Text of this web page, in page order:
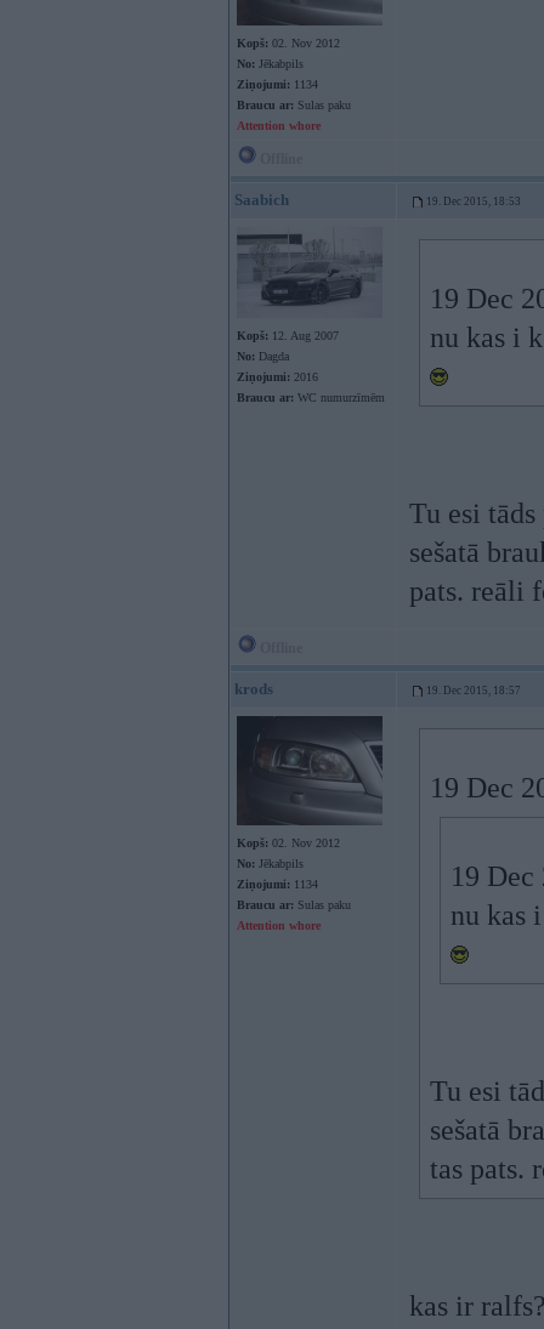
Kopš: 02. Nov 2012
No: Jēkabpils
Ziņojumi: 1134
Braucu ar: Sulas paku
Attention whore
Saabich 19. Dec 2015, 18:53
Kopš: 12. Aug 2007
No: Dagda
Ziņojumi: 2016
Braucu ar: WC numurzīmēm
19 Dec
nu kas i
Tu esi
sešatā
pats. reāli
krods 19. Dec 2015, 18:57
Kopš: 02. Nov 2012
No: Jēkabpils
Ziņojumi: 1134
Braucu ar: Sulas paku
Attention whore
19 Dec
19
nu kas
Tu esi
sešatā
tas pats.
kas ir